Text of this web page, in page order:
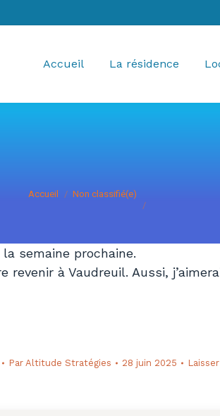
Accueil La résidence
Vous êtes ici :
Accueil Non classifié(e)
semaine prochaine.
revenir à Vaudreuil. Aussi,
Par Altitude Stratégies 28 juin 2025